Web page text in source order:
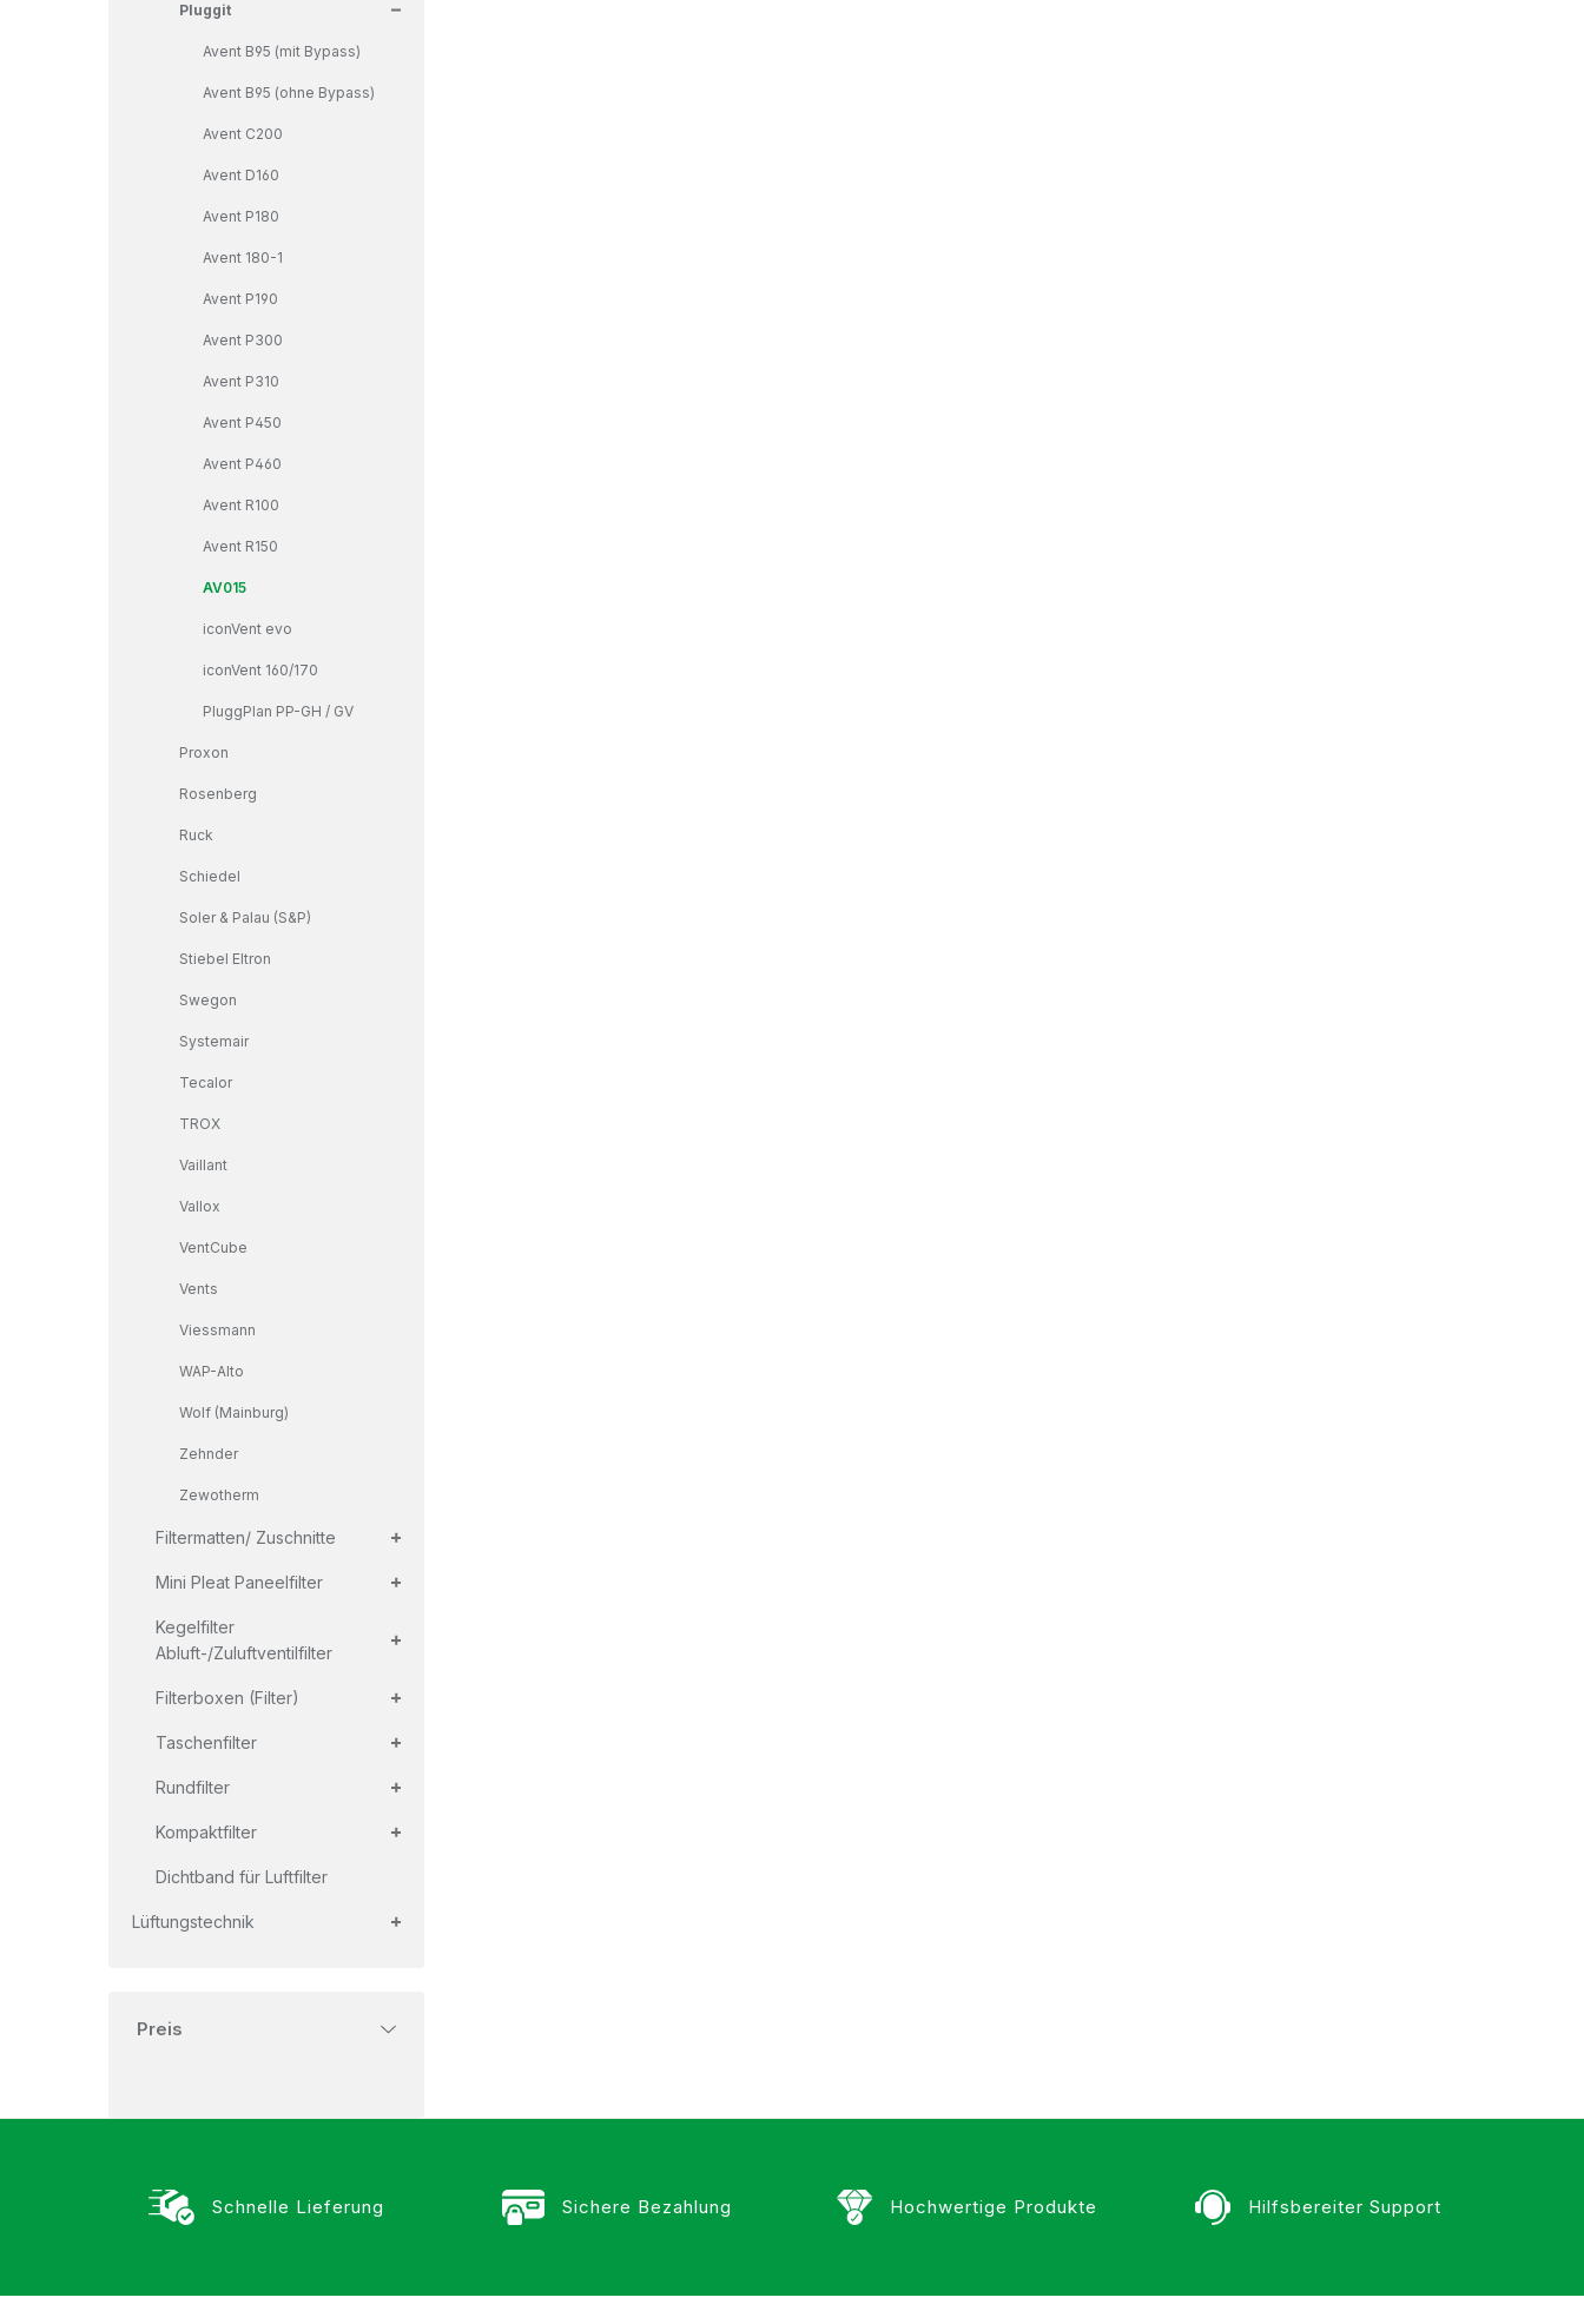
Pluggit
Avent B95 (mit Bypass)
Avent B95 (ohne Bypass)
Avent C200
Avent D160
Avent P180
Avent 180-1
Avent P190
Avent P300
Avent P310
Avent P450
Avent P460
Avent R100
Avent R150
AV015
iconVent evo
iconVent 160/170
PluggPlan PP-GH / GV
Proxon
Rosenberg
Ruck
Schiedel
Soler & Palau (S&P)
Stiebel Eltron
Swegon
Systemair
Tecalor
TROX
Vaillant
Vallox
VentCube
Vents
Viessmann
WAP-Alto
Wolf (Mainburg)
Zehnder
Zewotherm
Filtermatten/ Zuschnitte +
Mini Pleat Paneelfilter +
Kegelfilter
Abluft-/Zuluftventilfilter
Filterboxen (Filter) +
Taschenfilter +
Rundfilter +
Kompaktfilter +
Dichtband für Luftfilter
Lüftungstechnik +
Preis
Schnelle Lieferung Sichere Bezahlung Hochwertige Produkte Hilfsbereiter Support